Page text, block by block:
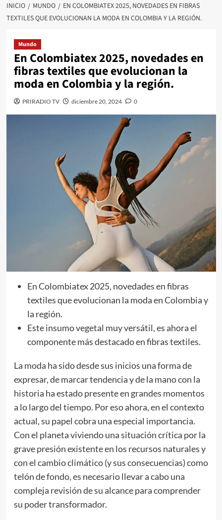
INICIO MUNDO
EN COLOMBIATEX 2025, NOVEDADES EN FIBRAS
TEXTILES QUE EVOLUCIONAN LA MODA EN COLOMBIA Y LA REGIÓN.
Mundo
En Colombiatex 2025, novedades en
fibras textiles que evolucionan la
moda en Colombia y la región.
PRIRADIO TV diciembre 20, 2024 0
En Colombiatex 2025, novedades en fibras
textiles que evolucionan la moda en Colombia y
la región.
Este insumo vegetal muy versátil, es ahora el
componente más destacado en fibras textiles.
La moda ha sido desde sus inicios una forma de
expresar, de marcar tendencia y de la mano con la
historia ha estado presente en grandes momentos
a lo largo del tiempo. Por eso ahora, en el contexto
actual, su papel cobra una especial importancia.
Con el planeta viviendo una situación crítica por la
grave presión existente en los recursos naturales y
con el cambio climático (y sus consecuencias) como
telón de fondo, es necesario llevar a cabo una
compleja revisión de su alcance para comprender
su poder transformador.